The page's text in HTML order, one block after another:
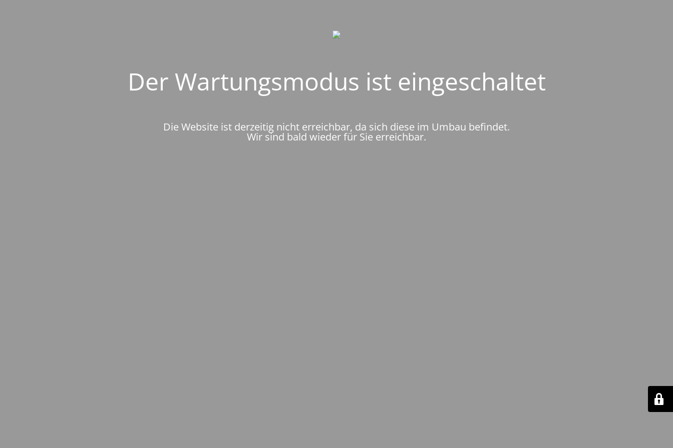
Der Wartungsmodus ist eingeschaltet
Die Website ist derzeitig nicht erreichbar, da sich diese im Umbau befindet.
Wir sind bald wieder für Sie erreichbar.